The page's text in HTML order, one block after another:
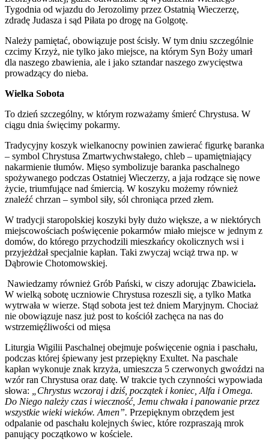
Tygodnia od wjazdu do Jerozolimy przez Ostatnią Wieczerzę,
zdradę Judasza i sąd Piłata po drogę na Golgotę.
Należy pamiętać, obowiązuje post ścisły. W tym dniu szczególnie
czcimy Krzyż, nie tylko jako miejsce, na którym Syn Boży umarł
dla naszego zbawienia, ale i jako sztandar naszego zwycięstwa
prowadzący do nieba.
Wielka Sobota
To dzień szczególny, w którym rozważamy śmierć Chrystusa. W
ciągu dnia święcimy pokarmy.
Tradycyjny koszyk wielkanocny powinien zawierać figurkę baranka
– symbol Chrystusa Zmartwychwstałego, chleb – upamiętniający
nakarmienie tłumów. Mięso symbolizuje baranka paschalnego
spożywanego podczas Ostatniej Wieczerzy, a jaja rodzące się nowe
życie, triumfujące nad śmiercią. W koszyku możemy również
znaleźć chrzan – symbol siły, sól chroniąca przed złem.
W tradycji staropolskiej koszyki były dużo większe, a w niektórych
miejscowościach poświęcenie pokarmów miało miejsce w jednym z
domów, do którego przychodzili mieszkańcy okolicznych wsi i
przyjeżdżał specjalnie kapłan. Taki zwyczaj wciąż trwa np. w
Dąbrowie Chotomowskiej.
Nawiedzamy również Grób Pański, w ciszy adorując Zbawiciela.
W wielką sobotę uczniowie Chrystusa rozeszli się, a tylko Matka
wytrwała w wierze. Stąd sobota jest też dniem Maryjnym. Chociaż
nie obowiązuje nasz już post to kościół zachęca na nas do
wstrzemięźliwości od mięsa
Liturgia Wigilii Paschalnej obejmuje poświęcenie ognia i paschału,
podczas której śpiewany jest przepiękny Exultet. Na paschale
kapłan wykonuje znak krzyża, umieszcza 5 czerwonych gwoździ na
wzór ran Chrystusa oraz datę. W trakcie tych czynności wypowiada
słowa:
„Chrystus wczoraj i dziś, początek i koniec, Alfa i Omega.
Do Niego należy czas i wieczność, Jemu chwała i panowanie przez
wszystkie wieki wieków. Amen”. Przepięknym obrzędem jest
odpalanie od paschału kolejnych świec, które rozpraszają mrok
panujący początkowo w kościele.